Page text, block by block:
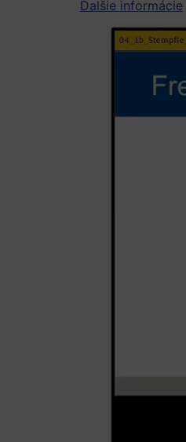
Ďalšie informácie